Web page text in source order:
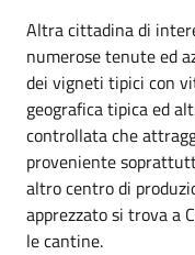
Altra cittadina di
numerose tenute ed
dei vigneti tipici con
geografica tipica ed
controllata che
proveniente
altro centro di
apprezzato si trova a
le cantine.